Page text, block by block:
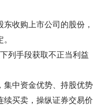
收购上市公司的股份，
列手段获取不正当利益
中资金优势、持股优势
买卖，操纵证券交易价